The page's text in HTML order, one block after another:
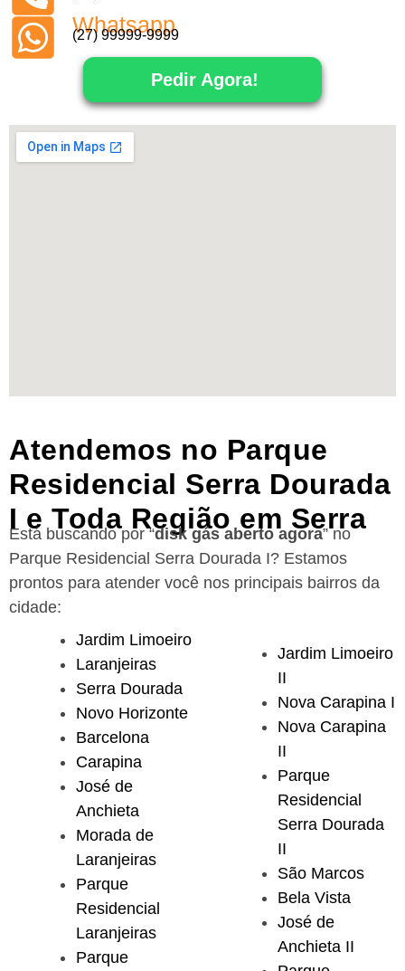
Whatsapp
(27) 99999-9999
Pedir Agora!
Atendemos no Parque
Residencial Serra Dourada
I e Toda Região em Serra
Está buscando por “disk gás aberto agora” no
Parque Residencial Serra Dourada I? Estamos
prontos para atender você nos principais bairros da
cidade:
Jardim Limoeiro
Laranjeiras
Serra Dourada
Novo Horizonte
Barcelona
Carapina
José de
Anchieta
Morada de
Laranjeiras
Parque
Residencial
Laranjeiras
Parque
Jardim Limoeiro
II
Nova Carapina I
Nova Carapina
II
Parque
Residencial
Serra Dourada
II
São Marcos
Bela Vista
José de
Anchieta II